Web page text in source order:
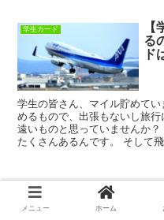
学生カード
る
ド
学生の皆さん、マイル貯めて
めるもので、出張もないし旅
遠いものと思っていませんか
たくさんあるんです。 そして飛
学生カード
す
メニュー ホーム